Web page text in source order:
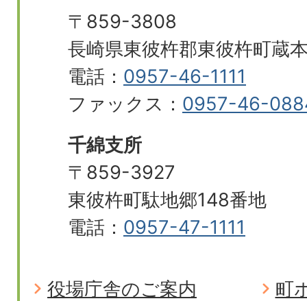
〒859-3808
長崎県東彼杵郡東彼杵町蔵
電話： 0957-46-1111
ファックス： 0957-46-
千綿支所
〒859-3927
東彼杵町駄地郷148番地
電話： 0957-47-1111
役場庁舎のご案内
町